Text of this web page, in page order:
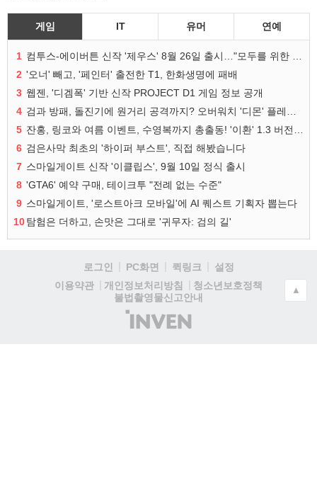
게임 IT 유머 연예
1
2 '오너' 빼고, '페인터' 출전한 T1, 한화생명에 패배
3 웹젠, '디겜폭' 기반 신작 PROJECT D1 게임 정보 공개
4
5
6 검은사막 최초의 '하이퍼 부스트', 직접 해봤습니다
7 스마일게이트 신작 '이클립스', 9월 10일 정식 출시
8 'GTA6' 예약 구매, 테이크투 "전례 없는 수준"
9 스마일게이트, '로스트아크 모바일'에 AI 퀘스트 기획자 뽑는다
10탐험은 더하고, 손맛은 그대로 '귀무자: 검의 길'
로그인 PC화면 퀵링크
설정
이용약관
개인정보처리방침
청소년보호정책
불법촬영물신고안내
(주)
인
▲